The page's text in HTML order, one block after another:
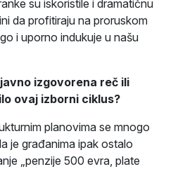
su iskoristile i dramatičnu
da profitiraju na proruskom
i uporno indukuje u našu
izgovorena reč ili
ovaj izborni ciklus?
planovima se mnogo
je građanima ipak ostalo
„penzije 500 evra, plate